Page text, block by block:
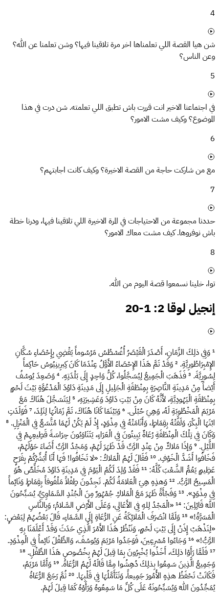
4
شن هيا القصة اللي تعلمناها اخر مرة تلاقينا فيها؟ وشن تعلمنا عن الله؟
وعن الناس؟
5
في اجتماعنا الاخير انت قررت باش تطبق اللي تعلمته. شن درت في هذا
الموضوع؟ وكيف مشت الامور؟
6
مع من شاركت حاجة من القصة الاخيرة؟ وكيف كانت اجابتهم؟
7
حددنا مجموعة من الاحتياجات في المرة الاخيرة اللي تلاقينا فيها، ودرنا خطة
باش نوفروها. كيف مشت معاك الامور؟
8
توا، خلينا نسمعوا قصة اليوم من الله.
إنجيل لوقا 2: 1-20
¹وَفِي ذلِكَ الزَّمَانِ، أَصْدَرَ الْقَيْصَرُ أُغُسْطُسُ مَرْسُوماً يَقْضِي بِإِحْصَاءِ سُكَّانِ
الإِمْبِرَاطُورِيَّةِ. ²وَقَدْ تَمَّ هَذَا الإِحْصَاءُ الأَوَّلُ عِنْدَمَا كَانَ كِيرِينِيُوسُ حَاكِماً
لِسُورِيَّةَ. ³فَذَهَبَ الْجَمِيعُ لِيُسَجَّلُوا، كُلُّ وَاحِدٍ إِلَى بَلْدَتِهِ. ⁴وَصَعِدَ يُوسُفُ
أَيْضاً مِنْ مَدِينَةِ النَّاصِرَةِ بِمِنْطَقَةِ الْجَلِيلِ إِلَى مَدِينَةِ دَاوُدَ الْمَدْعُوَّةِ بَيْتَ لَحْمٍ
بِمِنْطَقَةِ الْيَهُودِيَّةِ، لأَنَّهُ كَانَ مِنْ بَيْتِ دَاوُدَ وَعَشِيرَتِهِ، ⁵لِيَتَسَجَّلَ هُنَاكَ مَعَ
مَرْيَمَ الْمَخْطُوبَةِ لَهُ، وَهِيَ حُبْلَى. ⁶وَبَيْنَمَا كَانَا هُنَاكَ، تَمَّ زَمَانُهَا لِتَلِدَ، ⁷فَوَلَدَتِ
ابْنَهَا الْبِكْرَ، وَلَفَّتْهُ بِقِمَاطٍ، وَأَنَامَتْهُ فِي مِذْوَدٍ، إِذْ لَمْ يَكُنْ لَهُمَا مُتَّسَعٌ فِي الْمَنْزِلِ. ⁸
وَكَانَ فِي تِلْكَ الْمِنْطَقَةِ رُعَاةٌ يَبِيتُونَ فِي الْعَرَاءِ، يَتَنَاوَبُونَ حِرَاسَةَ قَطِيعِهِمْ فِي
اللَّيْلِ. ⁹وَإذَا مَلاكٌ مِنْ عِنْدِ الرَّبِّ قَدْ ظَهَرَ لَهُمْ، وَمَجْدُ الرَّبِّ أَضَاءَ حَوْلَهُمْ،
فَخَافُوا أَشَدَّ الْخَوْفِ. ¹⁰فَقَالَ لَهُمُ الْمَلاكُ: «لا تَخَافُوا! فَهَا أَنَا أُبَشِّرُكُمْ بِفَرَحٍ
عَظِيمٍ يَعُمُّ الشَّعْبَ كُلَّهُ: ¹¹فَقَدْ وُلِدَ لَكُمُ الْيَوْمَ فِي مَدِينَةِ دَاوُدَ مُخَلِّصٌ هُوَ
الْمَسِيحُ الرَّبُّ. ¹²وَهذِهِ هِيَ الْعَلامَةُ لَكُمْ. تَجِدُونَ طِفْلاً مَلْفُوفاً بِقِمَاطٍ وَنَائِماً
فِي مِذْوَدٍ». ¹³وَفَجْأَةً ظَهَرَ مَعَ الْمَلاكِ جُمْهُورٌ مِنَ الْجُنْدِ السَّمَاوِيِّ، يُسَبِّحُونَ
اللهَ قَائِلِينَ: ¹⁴«الْمَجْدُ لِلهِ فِي الأَعَالِي، وَعَلَى الأَرْضِ السَّلامُ؛ وَبِالنَّاسِ
الْمَسَرَّةُ!» ¹⁵وَلَمَّا انْصَرَفَ الْمَلائِكَةُ عَنِ الرُّعَاةِ إِلَى السَّمَاءِ، قَالَ بَعْضُهُمْ لِبَعْضٍ:
«لِنَذْهَبْ إِذَنْ إِلَى بَيْتِ لَحْمٍ، وَنَنْظُرْ هَذَا الأَمْرَ الَّذِي حَدَثَ وَقَدْ أَعْلَمَنَا بِهِ
الرَّبُّ!» ¹⁶وَجَاءُوا مُسْرِعِينَ، فَوَجَدُوا مَرْيَمَ وَيُوسُفَ، وَالطِّفْلَ نَائِماً فِي الْمِذْوَدِ.
¹⁷فَلَمَّا رَأَوْا ذلِكَ، أَخَذُوا يُخْبِرُونَ بِمَا قِيلَ لَهُمْ بِخُصُوصِ هَذَا الطِّفْلِ. ¹⁸
وَجَمِيعُ الَّذِينَ سَمِعُوا بِذلِكَ دُهِشُوا مِمَّا قَالَهُ لَهُمُ الرُّعَاةُ. ¹⁹وَأَمَّا مَرْيَمُ،
فَكَانَتْ تَحْفَظُ هذِهِ الأُمُورَ جَمِيعاً، وَتَتَأَمَّلُهَا فِي قَلْبِهَا. ²⁰ثُمَّ رَجَعَ الرُّعَاةُ
يُمَجِّدُونَ اللهَ وَيُسَبِّحُونَهُ عَلَى كُلِّ مَا سَمِعُوهُ وَرَأَوْهُ كَمَا قِيلَ لَهُمْ.